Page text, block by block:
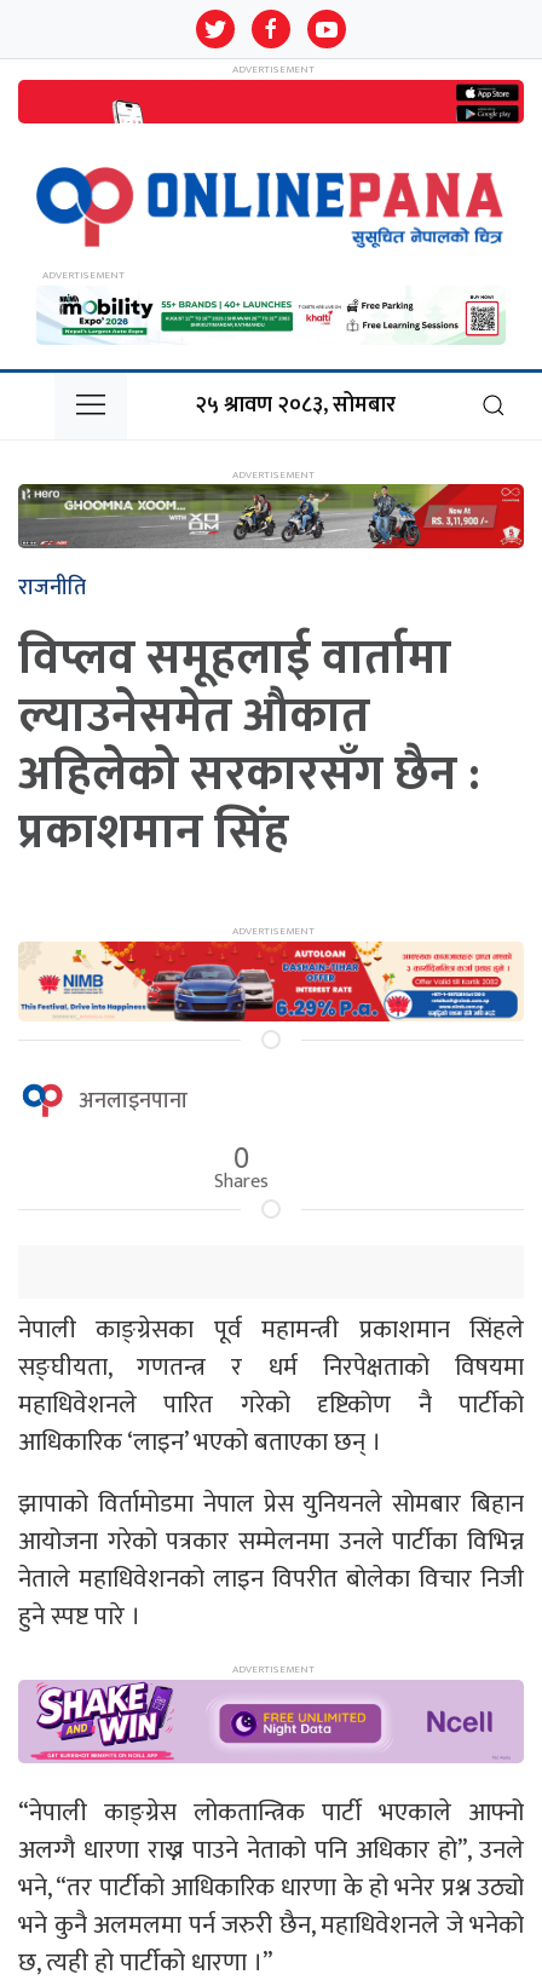
२५ श्रावण २०८३, सोमबार
राजनीति
विप्लव समूहलाई वार्तामा
ल्याउनेसमेत औकात
अहिलेको सरकारसँग छैन :
प्रकाशमान सिंह
अनलाइनपाना
0
Shares
नेपाली काङ्ग्रेसका पूर्व महामन्त्री प्रकाशमान सिंहले
सङ्घीयता, गणतन्त्र र धर्म निरपेक्षताको विषयमा
महाधिवेशनले पारित गरेको दृष्टिकोण नै पार्टीको
आधिकारिक ‘लाइन’ भएको बताएका छन् ।
झापाको विर्तामोडमा नेपाल प्रेस युनियनले सोमबार बिहान
आयोजना गरेको पत्रकार सम्मेलनमा उनले पार्टीका विभिन्न
नेताले महाधिवेशनको लाइन विपरीत बोलेका विचार निजी
हुने स्पष्ट पारे ।
“नेपाली काङ्ग्रेस लोकतान्त्रिक पार्टी भएकाले आफ्नो
अलग्गै धारणा राख्न पाउने नेताको पनि अधिकार हो”, उनले
भने, “तर पार्टीको आधिकारिक धारणा के हो भनेर प्रश्न उठ्यो
भने कुनै अलमलमा पर्न जरुरी छैन, महाधिवेशनले जे भनेको
छ, त्यही हो पार्टीको धारणा ।”